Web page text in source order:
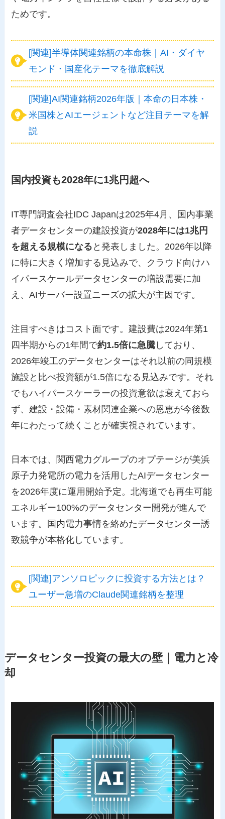
ためです。
[関連]半導体関連銘柄の本命株｜AI・ダイヤ
モンド・国産化テーマを徹底解説
[関連]AI関連銘柄2026年版｜本命の日本株・
米国株とAIエージェントなど注目テーマを解
説
国内投資も2028年に1兆円超へ
IT専門調査会社IDC Japanは2025年4月、国内事業
者データセンターの建設投資が2028年には1兆円
を超える規模になる と発表しました。2026年以降
に特に大きく増加する見込みで、クラウド向けハ
イパースケールデータセンターの増設需要に加
え、AIサーバー設置ニーズの拡大が主因です。
注目すべきはコスト面です。建設費は2024年第1
四半期からの1年間で約1.5倍に急騰 しており、
2026年竣工のデータセンターはそれ以前の同規模
施設と比べ投資額が1.5倍になる見込みです。それ
でもハイパースケーラーの投資意欲は衰えておら
ず、建設・設備・素材関連企業への恩恵が今後数
年にわたって続くことが確実視されています。
日本では、関西電力グループのオプテージが美浜
原子力発電所の電力を活用したAIデータセンター
を2026年度に運用開始予定。北海道でも再生可能
エネルギー100%のデータセンター開発が進んで
います。国内電力事情を絡めたデータセンター誘
致競争が本格化しています。
[関連]アンソロピックに投資する方法とは？
ユーザー急増のClaude関連銘柄を整理
データセンター投資の最大の壁｜電力と冷
却